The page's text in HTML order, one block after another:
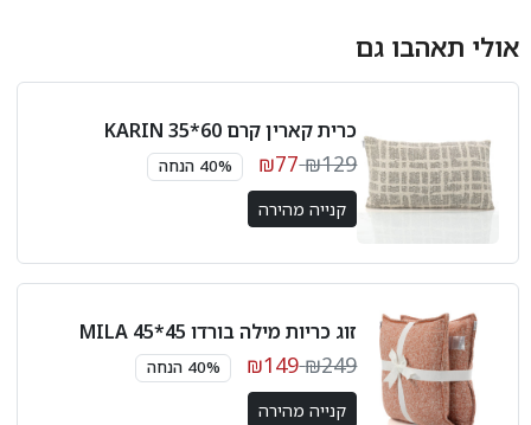
אולי תאהבו גם
כרית קארין קרם 60*35 KARIN
₪129
₪77 40% הנחה
קנייה מהירה
זוג כריות מילה בורדו 45*45 MILA
₪249
₪149 40% הנחה
קנייה מהירה